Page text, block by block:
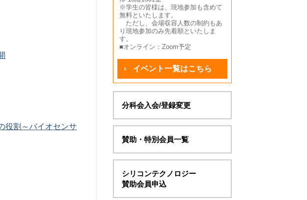
役割～バイオセンサ
※学生の皆様は、現地参加も含めて
無料といたします。
ただし、会場収容人数の制約もあ
り現地参加のみ先着順といたしま
す。
■オンライン：Zoom予定
イベント一覧はこちら
分科会入会/登録変更
賛助・特別会員一覧
シリコンテクノロジー
賛助会員申込